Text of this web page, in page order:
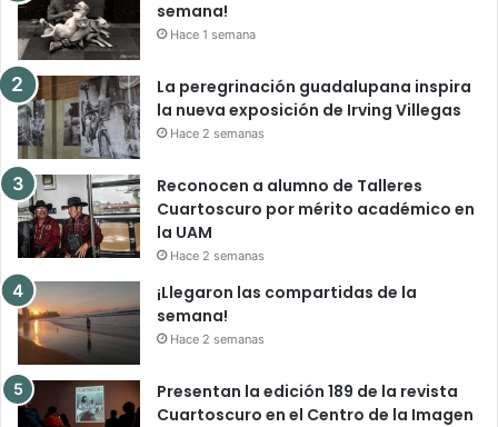
semana!
Hace 1 semana
La peregrinación guadalupana inspira
la nueva exposición de Irving Villegas
Hace 2 semanas
Reconocen a alumno de Talleres
Cuartoscuro por mérito académico en
la UAM
Hace 2 semanas
¡Llegaron las compartidas de la
semana!
Hace 2 semanas
Presentan la edición 189 de la revista
Cuartoscuro en el Centro de la Imagen